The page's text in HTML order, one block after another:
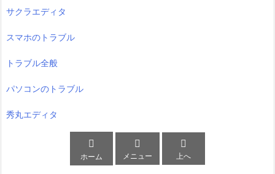
サクラエディタ
スマホのトラブル
トラブル全般
パソコンのトラブル
秀丸エディタ

ホーム

メニュー

上へ